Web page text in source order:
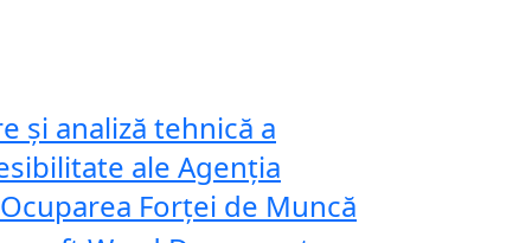
și analiză tehnică a
ale Agenția
Forței de Muncă